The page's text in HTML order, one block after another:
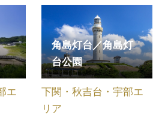
わ
を楽
モフ
わり
る光
。
ポットです。池には色とり
どりの鯉が泳いでいて、ま
るで絵画のよう。通称「蒼
霧鯉池」と呼ばれ、光の当
たり方で水面が蒼く見え、
霧が掛か…
エ
角島灯台／角島灯
台公園
下関・秋吉台・宇部エ
リア